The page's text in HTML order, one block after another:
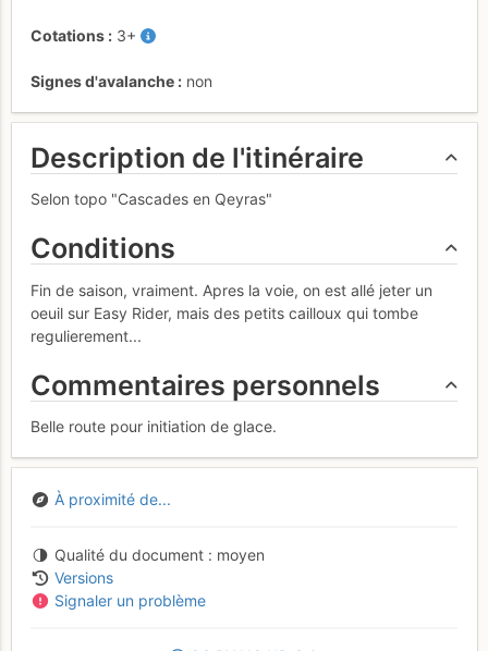
Cotations 3+
Signes d'avalanche non
Description de l'itinéraire
Selon topo "Cascades en Qeyras"
Conditions
Fin de saison, vraiment. Apres la voie, on est allé jeter un
oeuil sur Easy Rider, mais des petits cailloux qui tombe
regulierement...
Commentaires personnels
Belle route pour initiation de glace.
À proximité de...
Qualité du document
moyen
Versions
Signaler un problème